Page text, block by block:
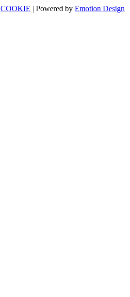
COOKIE | Powered by Emotion Design